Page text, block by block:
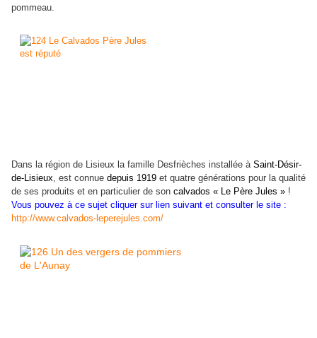
pommeau.
Dans la région de Lisieux la famille Desfrièches installée à Saint-Désir-
de-Lisieux , est connue depuis 1919 et quatre générations pour la qualité
de ses produits et en particulier de son calvados « Le Père Jules » !
Vous pouvez à ce sujet cliquer sur lien suivant et consulter le site :
http://www.calvados-leperejules.com/